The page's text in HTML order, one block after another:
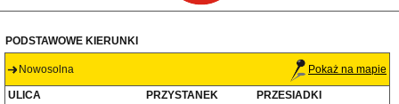
PODSTAWOWE KIERUNKI
Nowosolna Pokaż na mapie
ULICA PRZYSTANEK
PRZESIADKI